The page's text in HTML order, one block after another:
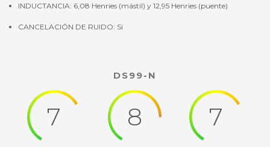
INDUCTANCIA: 6,08 Henries (mástil) y 12,95 Henries (puente)
CANCELACIÓN DE RUIDO: Si
DS99-N
7 8 7